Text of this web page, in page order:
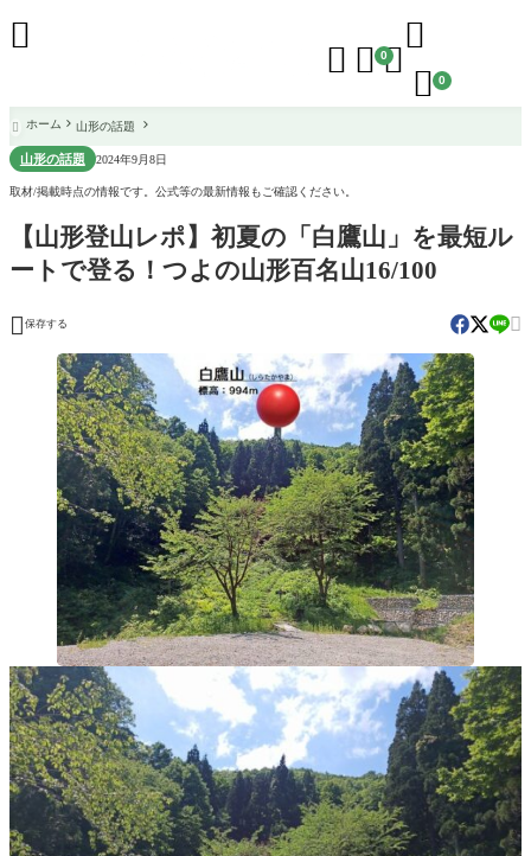
  0

 0

 ホーム 山形の話題
山形の話題 2024年9月8日
取材/掲載時点の情報です。公式等の最新情報もご確認ください。
【山形登山レポ】初夏の「白鷹山」を最短ル
ートで登る！つよの山形百名山16/100
 保存する 